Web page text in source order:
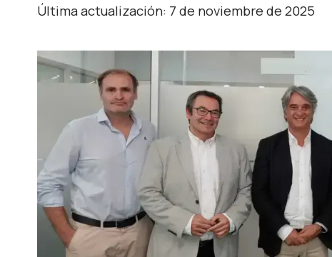
Última actualización: 7 de noviembre de 2025